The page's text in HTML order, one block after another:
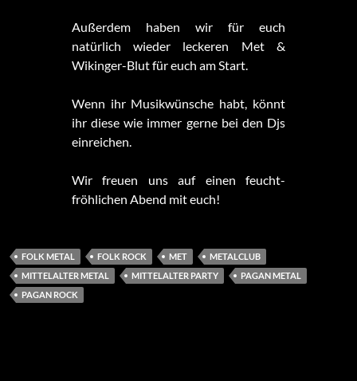
Außerdem haben wir für euch
natürlich wieder leckeren Met &
Wikinger-Blut für euch am Start.
Wenn ihr Musikwünsche habt, könnt
ihr diese wie immer gerne bei den Djs
einreichen.
Wir freuen uns auf einen feucht-
fröhlichen Abend mit euch!
FOLK METAL FOLK ROCK MET
METALCLUB
MITTELALTER METAL
MITTELALTER PARTY
PAGAN METAL
PAGAN ROCK